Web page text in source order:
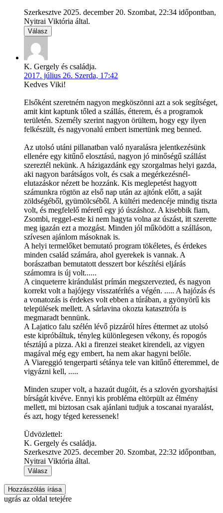
Szerkesztve 2025. december 20. Szombat, 22:34 időpontban,
Nyitrai Viktória által.
Válasz
K. Gergely és családja.
2017. július 26. Szerda, 17:42
Kedves Viki!
Elsőként szeretném nagyon megköszönni azt a sok segítséget,
amit kint kaptunk tőled a szállás, étterem, és a programok
területén. Személy szerint nagyon örültem, hogy egy ilyen
felkészült, és nagyvonalú embert ismertünk meg benned.
Az utolsó utáni pillanatban való nyaralásra jelentkezésünk
ellenére egy kitűnő elosztású, nagyon jó minőségű szállást
szereztél nekünk. A házigazdánk egy szorgalmas helyi gazda,
aki nagyon barátságos volt, és csak a megérkezésnél-
elutazáskor nézett be hozzánk. Kis meglepetést hagyott
számunkra rögtön az első nap után az ajtónk előtt, a saját
zöldségéből, gyümölcséből. A kültéri medencéje mindig tiszta
volt, és megfelelő méretű egy jó úszáshoz. A kisebbik fiam,
Zsombi, reggel-este ki nem hagyta volna az úszást, itt szerette
meg igazán ezt a mozgást. Minden jól működött a szálláson,
szívesen ajánlom másoknak is.
A helyi termelőket bemutató program tökéletes, és érdekes
minden család számára, ahol gyerekek is vannak. A
borászatban bemutatott desszert bor készítési eljárás
számomra is új volt......
A cinqueterre kirándulást prímán megszervezted, és nagyon
korrekt volt a hajójegy visszatérítés a végén. ..... A hajózás és
a vonatozás is érdekes volt ebben a túrában, a gyönyörű kis
települések mellett. A sárlavina okozta katasztrófa is
megmaradt bennünk.
A Lajatico falu szélén lévő pizzáról híres éttermet az utolsó
este kipróbáltuk, tényleg különlegesen vékony, és ropogós
tésztájú a pizza. Aki a firenzei steaket kirendeli, az vigyen
magával még egy embert, ha nem akar hagyni belőle.
A Viareggió tengerparti sétánya tele van kitűnő étteremmel, de
vigyázni kell, .....
Minden szuper volt, a hazaút dugóit, és a szlovén gyorshajtási
bírságát kivéve. Ennyi kis probléma eltörpült az élmény
mellett, mi biztosan csak ajánlani tudjuk a toscanai nyaralást,
és azt, hogy téged keressenek!
Üdvözlettel:
K. Gergely és családja.
Szerkesztve 2025. december 20. Szombat, 22:32 időpontban,
Nyitrai Viktória által.
Válasz
Hozzászólás írása
ugrás az oldal tetejére